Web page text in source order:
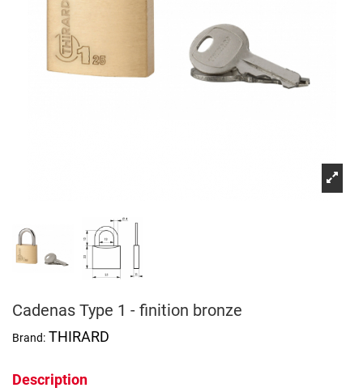
Cadenas Type 1 - finition bronze
Brand: THIRARD
Description